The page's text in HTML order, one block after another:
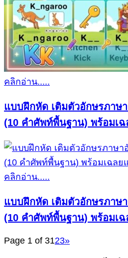
คลิกอ่าน.....
แบบฝึกหัด เติมตัวอักษรภาษ
(10 คำศัพท์พื้นฐาน) พร้อมเ
คลิกอ่าน.....
แบบฝึกหัด เติมตัวอักษรภาษ
(10 คำศัพท์พื้นฐาน) พร้อมเ
Page 1 of 3123»